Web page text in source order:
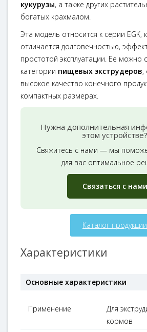
кукурузы, а также других
богатых крахмалом.
Эта модель относится к серии EGK,
отличается долговечностью,
простотой эксплуатации. Ее можно
категории пищевых экструдеров,
высокое качество конечного
компактных размерах.
Нужна дополнительная
этом устройстве?
Свяжитесь с нами — мы
для вас оптимальное
Связаться с нами
Каталог продукции
Характеристики
Основные характеристики
Применение
Для
кормов